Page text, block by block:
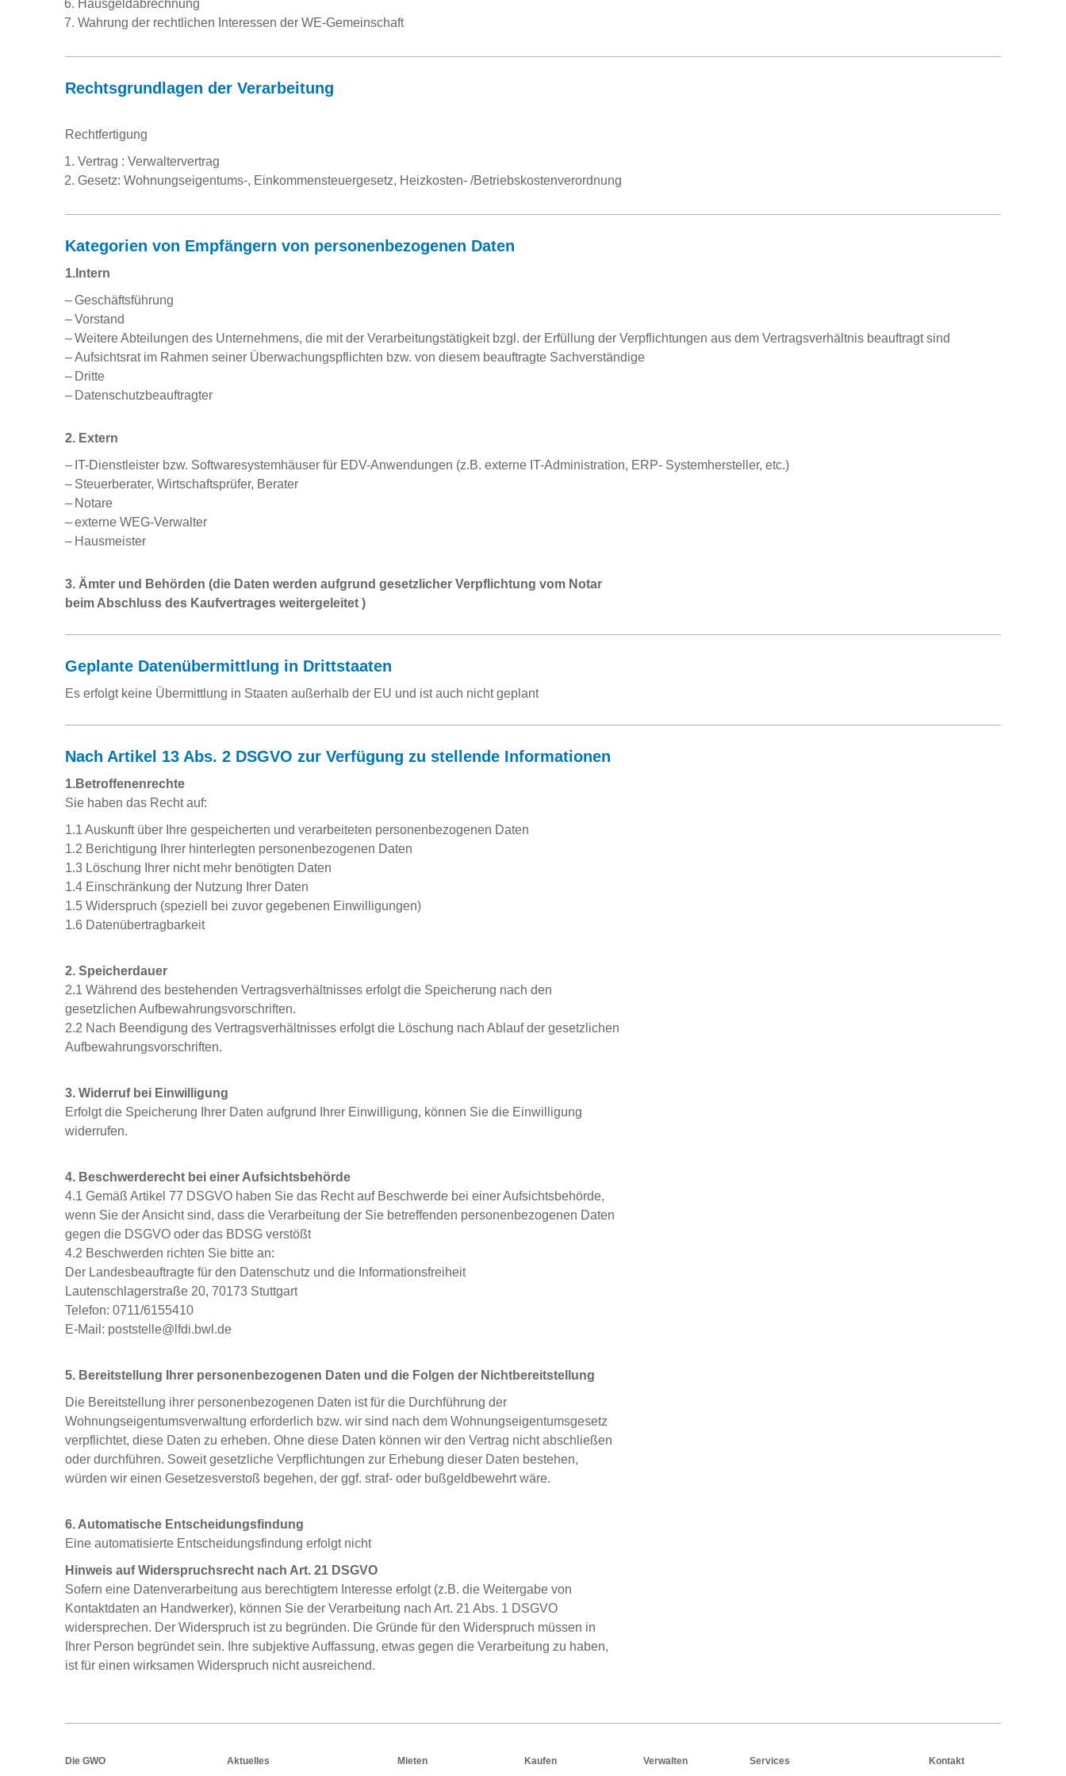
Hausgeldabrechnung
Wahrung der rechtlichen Interessen der WE-Gemeinschaft
Rechtsgrundlagen der Verarbeitung
Rechtfertigung
Vertrag : Verwaltervertrag
Gesetz: Wohnungseigentums-, Einkommensteuergesetz, Heizkosten- /Betriebskostenverordnung
Kategorien von Empfängern von personenbezogenen Daten
1.Intern
Geschäftsführung
Vorstand
Weitere Abteilungen des Unternehmens, die mit der Verarbeitungstätigkeit bzgl. der Erfüllung der Verpflichtungen aus dem Vertragsverhältnis beauftragt sind
Aufsichtsrat im Rahmen seiner Überwachungspflichten bzw. von diesem beauftragte Sachverständige
Dritte
Datenschutzbeauftragter
2. Extern
IT-Dienstleister bzw. Softwaresystemhäuser für EDV-Anwendungen (z.B. externe IT-Administration, ERP- Systemhersteller, etc.)
Steuerberater, Wirtschaftsprüfer, Berater
Notare
externe WEG-Verwalter
Hausmeister
3. Ämter und Behörden (die Daten werden aufgrund gesetzlicher Verpflichtung vom Notar
beim Abschluss des Kaufvertrages weitergeleitet )
Geplante Datenübermittlung in Drittstaaten
Es erfolgt keine Übermittlung in Staaten außerhalb der EU und ist auch nicht geplant
Nach Artikel 13 Abs. 2 DSGVO zur Verfügung zu stellende Informationen
1.Betroffenenrechte
Sie haben das Recht auf:
1.1 Auskunft über Ihre gespeicherten und verarbeiteten personenbezogenen Daten
1.2 Berichtigung Ihrer hinterlegten personenbezogenen Daten
1.3 Löschung Ihrer nicht mehr benötigten Daten
1.4 Einschränkung der Nutzung Ihrer Daten
1.5 Widerspruch (speziell bei zuvor gegebenen Einwilligungen)
1.6 Datenübertragbarkeit
2. Speicherdauer
2.1 Während des bestehenden Vertragsverhältnisses erfolgt die Speicherung nach den
gesetzlichen Aufbewahrungsvorschriften.
2.2 Nach Beendigung des Vertragsverhältnisses erfolgt die Löschung nach Ablauf der gesetzlichen
Aufbewahrungsvorschriften.
3. Widerruf bei Einwilligung
Erfolgt die Speicherung Ihrer Daten aufgrund Ihrer Einwilligung, können Sie die Einwilligung
widerrufen.
4. Beschwerderecht bei einer Aufsichtsbehörde
4.1 Gemäß Artikel 77 DSGVO haben Sie das Recht auf Beschwerde bei einer Aufsichtsbehörde,
wenn Sie der Ansicht sind, dass die Verarbeitung der Sie betreffenden personenbezogenen Daten
gegen die DSGVO oder das BDSG verstößt
4.2 Beschwerden richten Sie bitte an:
Der Landesbeauftragte für den Datenschutz und die Informationsfreiheit
Lautenschlagerstraße 20, 70173 Stuttgart
Telefon: 0711/6155410
E-Mail: poststelle@lfdi.bwl.de
5. Bereitstellung Ihrer personenbezogenen Daten und die Folgen der Nichtbereitstellung
Die Bereitstellung ihrer personenbezogenen Daten ist für die Durchführung der
Wohnungseigentumsverwaltung erforderlich bzw. wir sind nach dem Wohnungseigentumsgesetz
verpflichtet, diese Daten zu erheben. Ohne diese Daten können wir den Vertrag nicht abschließen
oder durchführen. Soweit gesetzliche Verpflichtungen zur Erhebung dieser Daten bestehen,
würden wir einen Gesetzesverstoß begehen, der ggf. straf- oder bußgeldbewehrt wäre.
6. Automatische Entscheidungsfindung
Eine automatisierte Entscheidungsfindung erfolgt nicht
Hinweis auf Widerspruchsrecht nach Art. 21 DSGVO
Sofern eine Datenverarbeitung aus berechtigtem Interesse erfolgt (z.B. die Weitergabe von
Kontaktdaten an Handwerker), können Sie der Verarbeitung nach Art. 21 Abs. 1 DSGVO
widersprechen. Der Widerspruch ist zu begründen. Die Gründe für den Widerspruch müssen in
Ihrer Person begründet sein. Ihre subjektive Auffassung, etwas gegen die Verarbeitung zu haben,
ist für einen wirksamen Widerspruch nicht ausreichend.
Die GWO
Aktuelles
Mieten
Kaufen
Verwalten
Services
Kontakt